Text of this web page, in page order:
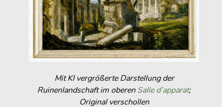
Mit KI vergrößerte Darstellung der
Ruinenlandschaft im oberen Salle d’apparat;
Original verschollen